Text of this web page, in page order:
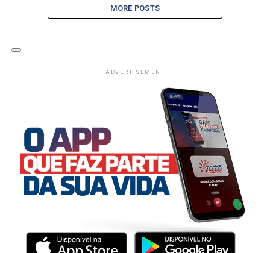
MORE POSTS
ADVERTISEMENT